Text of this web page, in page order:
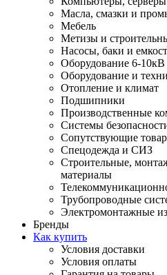
Масла, смазки и
Мебель
Метизы и
Насосы, баки и
Оборудование 6-10кВ
Оборудование и
Отопление и климат
Подшипники
Производственные
Системы
Сопутствующие
Спецодежда и СИЗ
Строительные,
материалы
Трубопроводные
Электромонтажные
Бренды
Как купить
Условия доставки
Условия оплаты